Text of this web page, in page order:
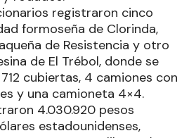
registraron cinco
formoseña de Clorinda,
de Resistencia y otro
de El Trébol, donde se
cubiertas, 4 camiones con
y una camioneta 4×4.
4.030.920 pesos
estadounidenses,